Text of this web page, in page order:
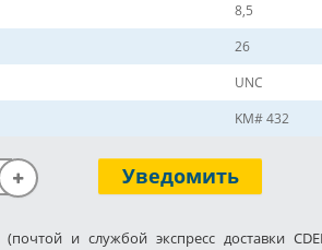
8,5
26
UNC
KM# 432
Уведомить
и службой экспресс доставки